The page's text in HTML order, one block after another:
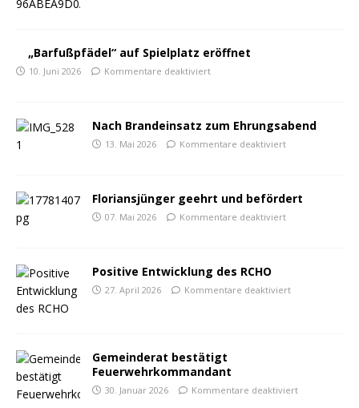
„Barfußpfädel“ auf Spielplatz eröffnet
10. Juni 2026 Kommentare deaktiviert
Nach Brandeinsatz zum Ehrungsabend
13. Mai 2026 Kommentare deaktiviert
Floriansjünger geehrt und befördert
07. Mai 2026 Kommentare deaktiviert
Positive Entwicklung des RCHO
27. April 2026 Kommentare deaktiviert
Gemeinderat bestätigt
Feuerwehrkommandant
30. Januar 2026 Kommentare deaktiviert